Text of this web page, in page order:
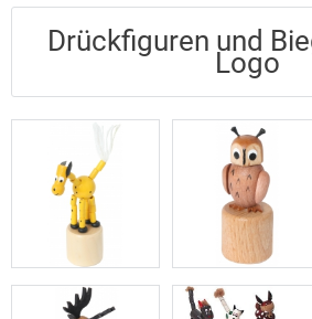
Drückfiguren und
Logo